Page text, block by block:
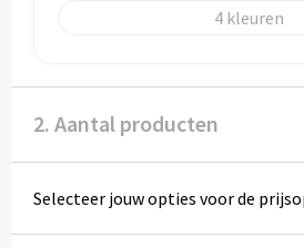
Drinkflessen
Thermosflessen
4
2. Aantal producten
Selecteer jouw opties voor de